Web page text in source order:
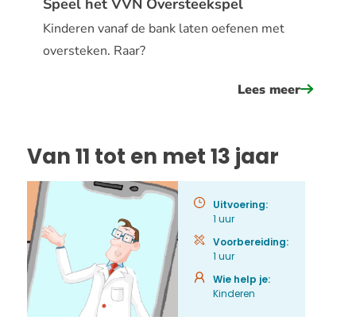
Speel het VVN Oversteekspel
Kinderen vanaf de bank laten oefenen met
oversteken. Raar?
Lees meerover
Van 11 tot en met 13 jaar
Uitvoering:
1 uur
Voorbereiding:
1 uur
Wie help je:
Kinderen